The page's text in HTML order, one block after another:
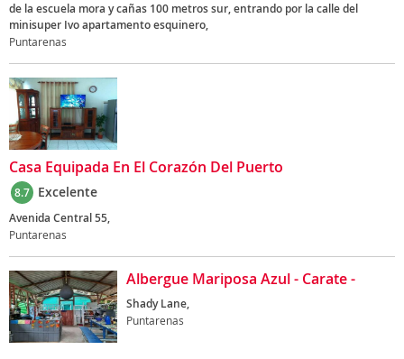
de la escuela mora y cañas 100 metros sur, entrando por la calle del
minisuper Ivo apartamento esquinero,
Puntarenas
Casa Equipada En El Corazón Del Puerto
8.7 Excelente
Avenida Central 55,
Puntarenas
Albergue Mariposa Azul - Carate -
Shady Lane,
Puntarenas